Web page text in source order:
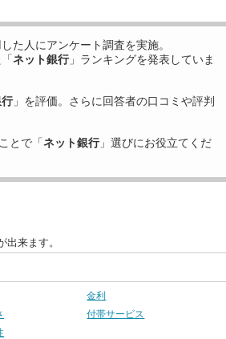
た 人にアンケート調査を実施。
ネット銀行」ランキングを発表していま
」を評価。さらに回答者の口コミや評判
とで「ネット銀行」選びにお役立てくだ
来ます。
金利
付帯サービス